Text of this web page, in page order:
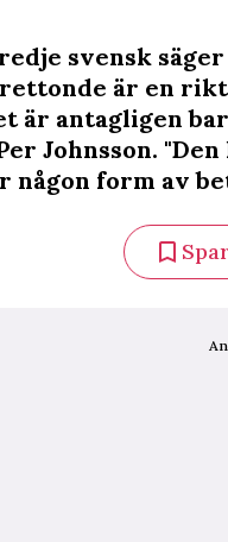
svensk
är en
är antagligen
Johnsson.
någon form av